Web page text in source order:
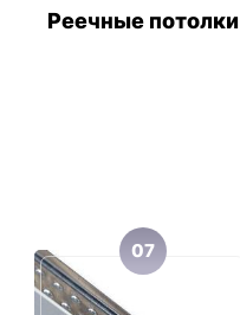
Реечные потолки
07